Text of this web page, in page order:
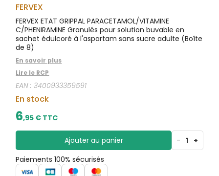
Gencives
Hygiène
lourdes
FERVEX
FERVEX ETAT GRIPPAL PARACETAMOL/VITAMINE
C/PHENIRAMINE Granulés pour solution buvable en
sachet édulcoré à l'aspartam sans sucre adulte (Boîte
de 8)
En savoir plus
Lire le RCP
EAN :3400933359591
En stock
6,95 € TTC
Ajouter au panier - 1 +
Paiements 100% sécurisés